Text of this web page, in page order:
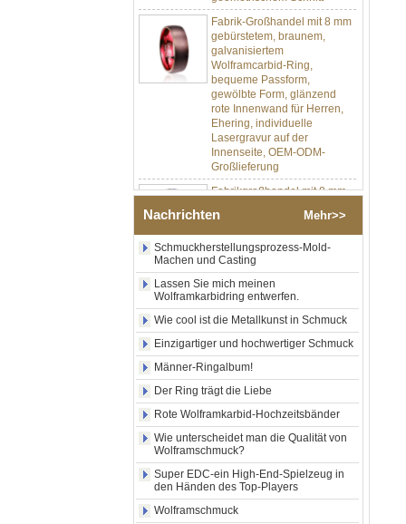
Fabrik-Großhandel mit 8 mm
gebürstetem, braunem,
galvanisiertem
Wolframcarbid-Ring,
bequeme Passform,
gewölbte Form, glänzend
rote Innenwand für Herren,
Ehering, individuelle
Lasergravur auf der
Innenseite, OEM-ODM-
Großlieferung
Fabrikgroßhandel mit 8 mm
poliertem Silber-
zentraler Einlage aus
zerkleinertem blauem Opal
mit synthetischem
Malachitstreifen, Herren-
Ehering, individuelle innere
Lasergravur, OEM-ODM-
Großlieferung
Fabrikgroßhandel mit
schwarzem, poliertem,
quadratischem Siegelring
aus Wolframkarbid,
Holzeinlage mit Abalone-
Muschel-Kreuzmuster,
religiöser Statement-Ring für
Männer, individuelle
Innengravur, OEM-ODM-
Großlieferung
Fabrikgroßhandel mit 8 mm
roségoldenem,
galvanisiertem
Nachrichten Mehr>>
Schmuckherstellungsprozess-Mold-
Machen und Casting
Lassen Sie mich meinen
Wolframkarbidring entwerfen.
Wie cool ist die Metallkunst in Schmuck
Einzigartiger und hochwertiger Schmuck
Männer-Ringalbum!
Der Ring trägt die Liebe
Rote Wolframkarbid-Hochzeitsbänder
Wie unterscheidet man die Qualität von
Wolframschmuck?
Super EDC-ein High-End-Spielzeug in
den Händen des Top-Players
Wolframschmuck